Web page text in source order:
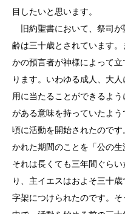
目したいと思います。
旧約聖書において、祭司が
齢は三十歳とされています
かの預言者が神様によって
ります。いわゆる成人、大
用に当たることができるよ
がある意味を持っていたよ
頃に活動を開始されたので
かれた期間のことを「公の生
それは長くても三年間ぐら
り、主イエスはおよそ三十
字架につけられたのです。